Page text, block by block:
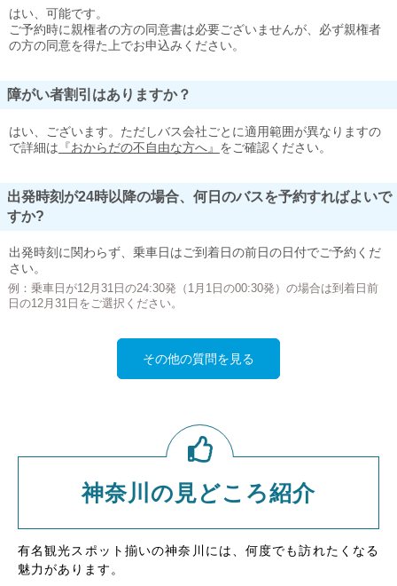
はい、可能です。
ご予約時に親権者の方の同意書は必要ございませんが、必ず親権者
の方の同意を得た上でお申込みください。
障がい者割引はありますか？
はい、ございます。ただしバス会社ごとに適用範囲が異なりますの
で詳細は 『おからだの不自由な方へ』 をご確認ください。
出発時刻が24時以降の場合、何日のバスを予約すればよいで
すか?
出発時刻に関わらず、乗車日はご到着日の前日の日付でご予約くだ
さい。
例：乗車日が12月31日の24:30発（1月1日の00:30発）の場合は到着日前
日の12月31日をご選択ください。
その他の質問を見る
神奈川の見どころ紹介
有名観光スポット揃いの神奈川には、何度でも訪れたくなる
魅力があります。